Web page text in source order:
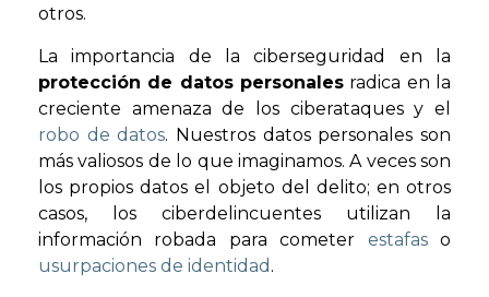
otros.
La importancia de la ciberseguridad en la
protección de datos personales radica en la
creciente amenaza de los ciberataques y el
robo de datos. Nuestros datos personales son
más valiosos de lo que imaginamos. A veces son
los propios datos el objeto del delito; en otros
casos, los ciberdelincuentes utilizan la
información robada para cometer estafaso
usurpaciones de identidad .